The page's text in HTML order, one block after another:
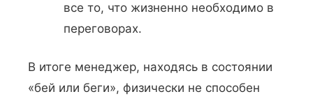
все то, что жизненно необходимо в
переговорах.
В итоге менеджер, находясь в состоянии
«бей или беги», физически не способен